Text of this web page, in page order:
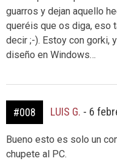
guarros y dejan aquello
queréis que os diga, eso
decir ;-). Estoy con gorki,
diseño en Windows…
#008 LUIS G. - 6
Bueno esto es solo un
chupete al PC.